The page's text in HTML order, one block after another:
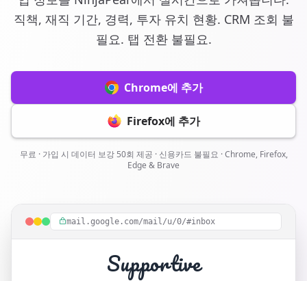
직책, 재직 기간, 경력, 투자 유치 현황. CRM 조회 불
필요. 탭 전환 불필요.
Chrome에 추가
Firefox에 추가
무료 · 가입 시 데이터 보강 50회 제공 · 신용카드 불필요 · Chrome, Firefox,
Edge & Brave
mail.google.com/mail/u/0/#inbox
Supportive